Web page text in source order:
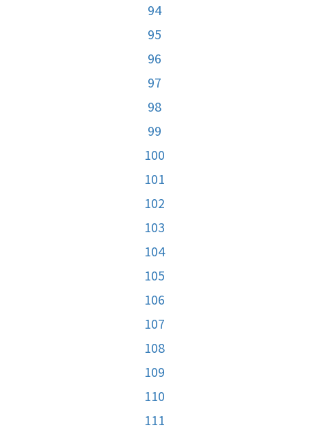
94
95
96
97
98
99
100
101
102
103
104
105
106
107
108
109
110
111